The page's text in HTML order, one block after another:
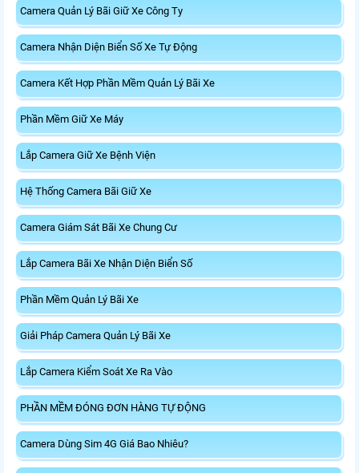
Camera Quản Lý Bãi Giữ Xe Công Ty
Camera Nhận Diện Biển Số Xe Tự Động
Camera Kết Hợp Phần Mềm Quản Lý Bãi Xe
Phần Mềm Giữ Xe Máy
Lắp Camera Giữ Xe Bệnh Viện
Hệ Thống Camera Bãi Giữ Xe
Camera Giám Sát Bãi Xe Chung Cư
Lắp Camera Bãi Xe Nhận Diện Biển Số
Phần Mềm Quản Lý Bãi Xe
Giải Pháp Camera Quản Lý Bãi Xe
Lắp Camera Kiểm Soát Xe Ra Vào
PHẦN MỀM ĐÓNG ĐƠN HÀNG TỰ ĐỘNG
Camera Dùng Sim 4G Giá Bao Nhiêu?